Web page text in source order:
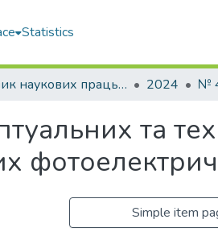
Statistics
Збірник наукових праць НУК 2024 №
та
Simple item